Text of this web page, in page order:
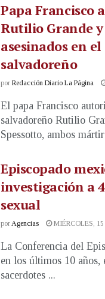
Papa Francisco
Rutilio Grande y
asesinados en
salvadoreño
por Redacción Diario La Página
El papa Francisco
salvadoreño Rutilio
Spessotto, ambos
Episcopado
investigación a
sexual
porAgencias MIÉRCOLES, 15
La Conferencia del
en los últimos 10 años,
sacerdotes ...